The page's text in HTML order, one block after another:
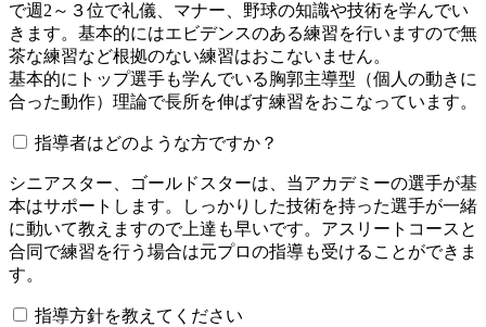
で週2～３位で礼儀、マナー、野球の知識や技術を学んでい
きます。基本的にはエビデンスのある練習を行いますので無
茶な練習など根拠のない練習はおこないません。
基本的にトップ選手も学んでいる胸郭主導型（個人の動きに
合った動作）理論で長所を伸ばす練習をおこなっています。
指導者はどのような方ですか？
シニアスター、ゴールドスターは、当アカデミーの選手が基
本はサポートします。しっかりした技術を持った選手が一緒
に動いて教えますので上達も早いです。アスリートコースと
合同で練習を行う場合は元プロの指導も受けることができま
す。
指導方針を教えてください